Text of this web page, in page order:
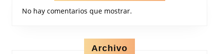
No hay comentarios que mostrar.
Archivo